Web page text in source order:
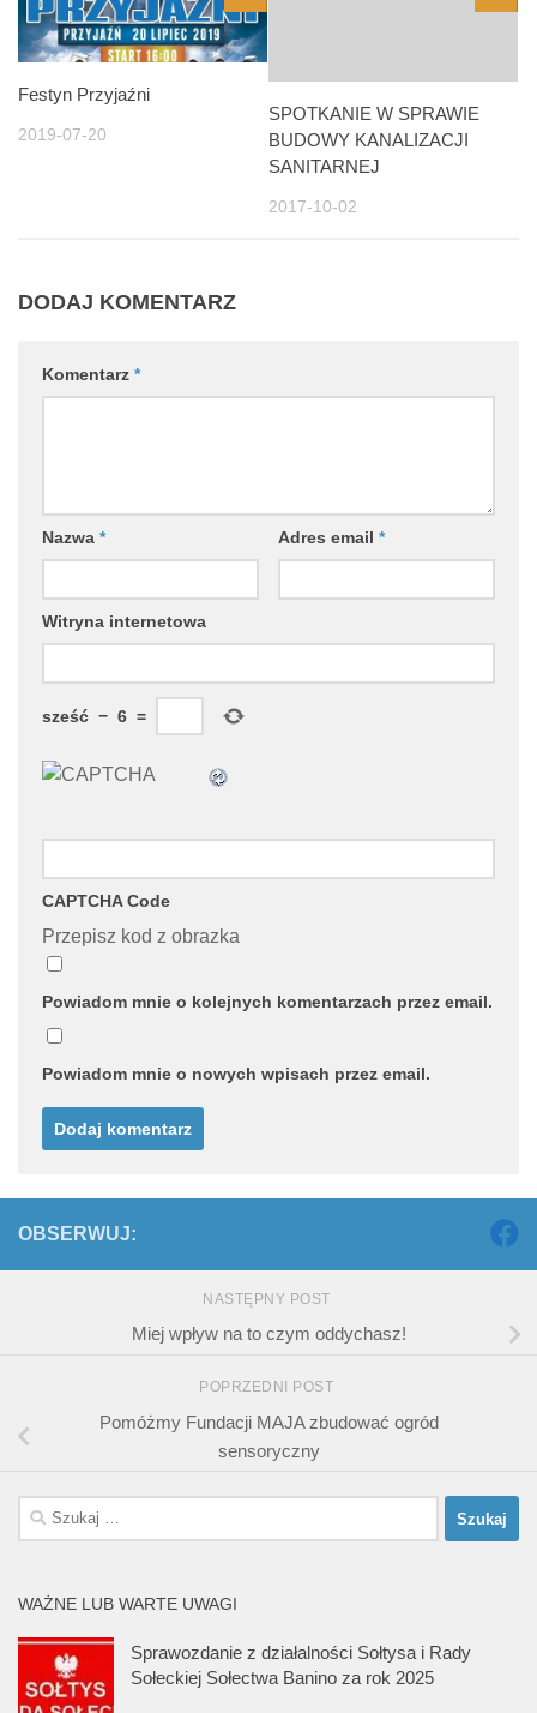
Festyn Przyjaźni
2019-07-20
SPOTKANIE W SPRAWIE
BUDOWY KANALIZACJI
SANITARNEJ
2017-10-02
DODAJ KOMENTARZ
Komentarz *
Nazwa * Adres email *
Witryna internetowa
sześć − 6 =
CAPTCHA Code
Przepisz kod z obrazka
Powiadom mnie o kolejnych komentarzach przez email.
Powiadom mnie o nowych wpisach przez email.
OBSERWUJ:
NASTĘPNY POST
Miej wpływ na to czym oddychasz!
POPRZEDNI POST
Pomóżmy Fundacji MAJA zbudować ogród
sensoryczny
Szukaj:
WAŻNE LUB WARTE UWAGI
Sprawozdanie z działalności Sołtysa i Rady
Sołeckiej Sołectwa Banino za rok 2025